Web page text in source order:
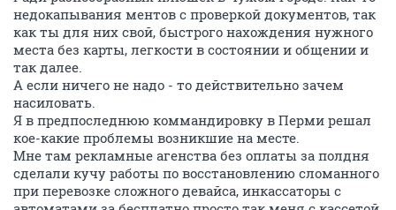
недокапывания ментов с проверкой документов, так
как ты для них свой, быстрого нахождения нужного
места без карты, легкости в состоянии и общении и
так далее.
А если ничего не надо - то действительно зачем
насиловать.
Я в предпоследнюю коммандировку в Перми решал
кое-какие проблемы возникшие на месте.
Мне там рекламные агенства без оплаты за полдня
сделали кучу работы по восстановлению сломанного
при перевозке сложного девайса, инкассаторы с